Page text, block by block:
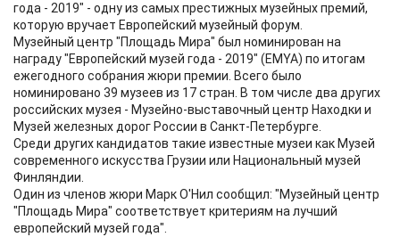
года - 2019" - одну из самых престижных музейных премий,
которую вручает Европейский музейный форум.
Музейный центр "Площадь Мира" был номинирован на
награду "Европейский музей года - 2019" (EMYA) по итогам
ежегодного собрания жюри премии. Всего было
номинировано 39 музеев из 17 стран. В том числе два других
российских музея - Музейно-выставочный центр Находки и
Музей железных дорог России в Санкт-Петербурге.
Среди других кандидатов такие известные музеи как Музей
современного искусства Грузии или Национальный музей
Финляндии.
Один из членов жюри Марк О'Нил сообщил: "Музейный центр
"Площадь Мира" соответствует критериям на лучший
европейский музей года".